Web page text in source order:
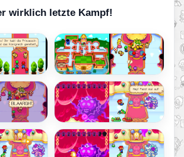
wirklich letzte Kampf!